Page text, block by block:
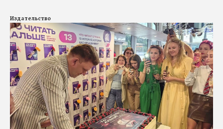
Издательство